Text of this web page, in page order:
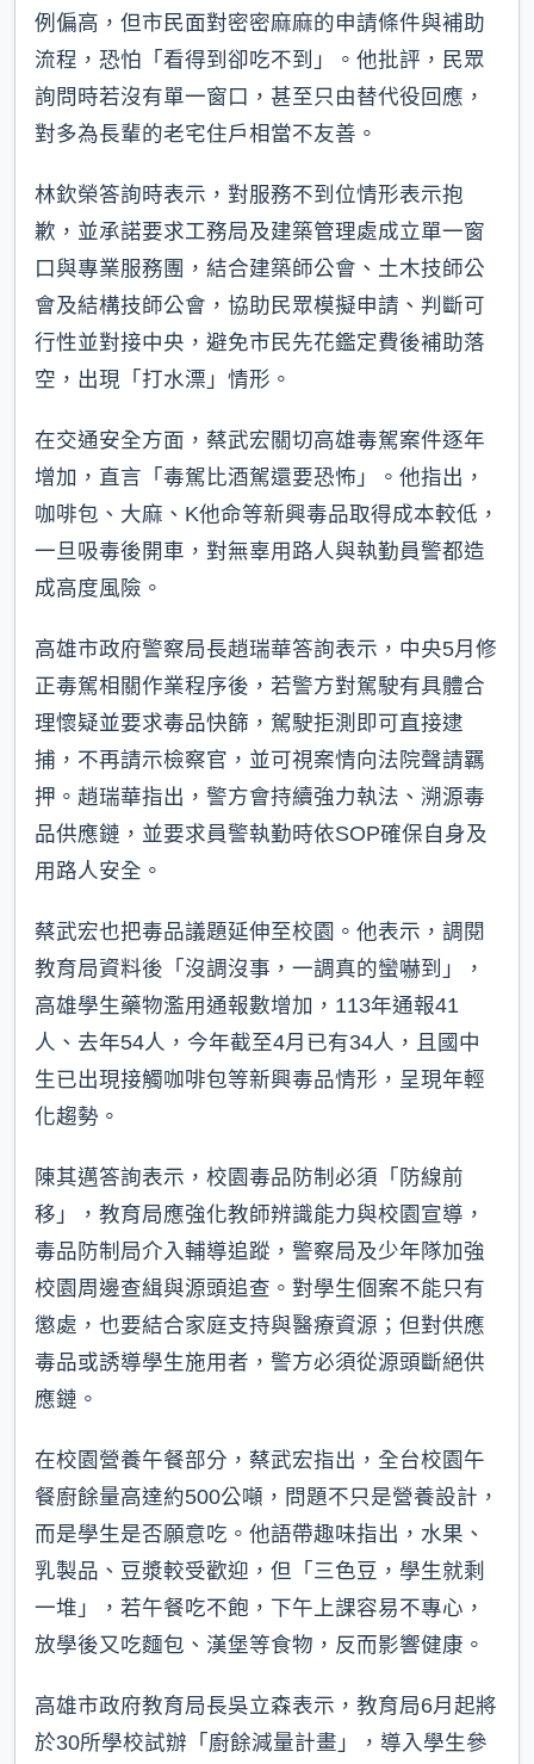
例偏高，但市民面對密密麻麻的申請條件與補助
流程，恐怕「看得到卻吃不到」。他批評，民眾
詢問時若沒有單一窗口，甚至只由替代役回應，
對多為長輩的老宅住戶相當不友善。
林欽榮答詢時表示，對服務不到位情形表示抱
歉，並承諾要求工務局及建築管理處成立單一窗
口與專業服務團，結合建築師公會、土木技師公
會及結構技師公會，協助民眾模擬申請、判斷可
行性並對接中央，避免市民先花鑑定費後補助落
空，出現「打水漂」情形。
在交通安全方面，蔡武宏關切高雄毒駕案件逐年
增加，直言「毒駕比酒駕還要恐怖」。他指出，
咖啡包、大麻、K他命等新興毒品取得成本較低，
一旦吸毒後開車，對無辜用路人與執勤員警都造
成高度風險。
高雄市政府警察局長趙瑞華答詢表示，中央5月修
正毒駕相關作業程序後，若警方對駕駛有具體合
理懷疑並要求毒品快篩，駕駛拒測即可直接逮
捕，不再請示檢察官，並可視案情向法院聲請羈
押。趙瑞華指出，警方會持續強力執法、溯源毒
品供應鏈，並要求員警執勤時依SOP確保自身及
用路人安全。
蔡武宏也把毒品議題延伸至校園。他表示，調閱
教育局資料後「沒調沒事，一調真的蠻嚇到」，
高雄學生藥物濫用通報數增加，113年通報41
人、去年54人，今年截至4月已有34人，且國中
生已出現接觸咖啡包等新興毒品情形，呈現年輕
化趨勢。
陳其邁答詢表示，校園毒品防制必須「防線前
移」，教育局應強化教師辨識能力與校園宣導，
毒品防制局介入輔導追蹤，警察局及少年隊加強
校園周邊查緝與源頭追查。對學生個案不能只有
懲處，也要結合家庭支持與醫療資源；但對供應
毒品或誘導學生施用者，警方必須從源頭斷絕供
應鏈。
在校園營養午餐部分，蔡武宏指出，全台校園午
餐廚餘量高達約500公噸，問題不只是營養設計，
而是學生是否願意吃。他語帶趣味指出，水果、
乳製品、豆漿較受歡迎，但「三色豆，學生就剩
一堆」，若午餐吃不飽，下午上課容易不專心，
放學後又吃麵包、漢堡等食物，反而影響健康。
高雄市政府教育局長吳立森表示，教育局6月起將
於30所學校試辦「廚餘減量計畫」，導入學生參